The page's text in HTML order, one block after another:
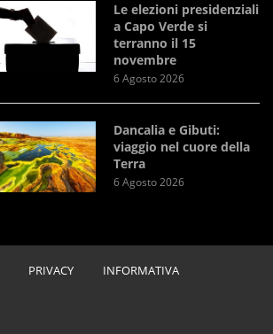
Le elezioni presidenziali
a Capo Verde si
terranno il 15
novembre
6 Agosto 2026
Dancalia e Gibuti:
viaggio nel cuore della
Terra
6 Agosto 2026
PRIVACY INFORMATIVA